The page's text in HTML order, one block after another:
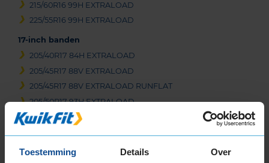
Toestemming Details Over
215/60R16 99H EXTRALOAD
225/55R16 99H EXTRALOAD
17-inch banden
205/40R17 84H EXTRALOAD
205/45R17 88V EXTRALOAD
205/45R17 88V EXTRALOAD RUNFLAT
205/50R17 93H EXTRALOAD
205/55R17 91H
215/45R17 91H EXTRALOAD